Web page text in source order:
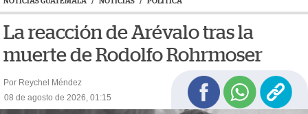
La reacción de Arévalo tras la
muerte de Rodolfo Rohrmoser
Por Reychel Méndez
08 de agosto de 2026, 01:15